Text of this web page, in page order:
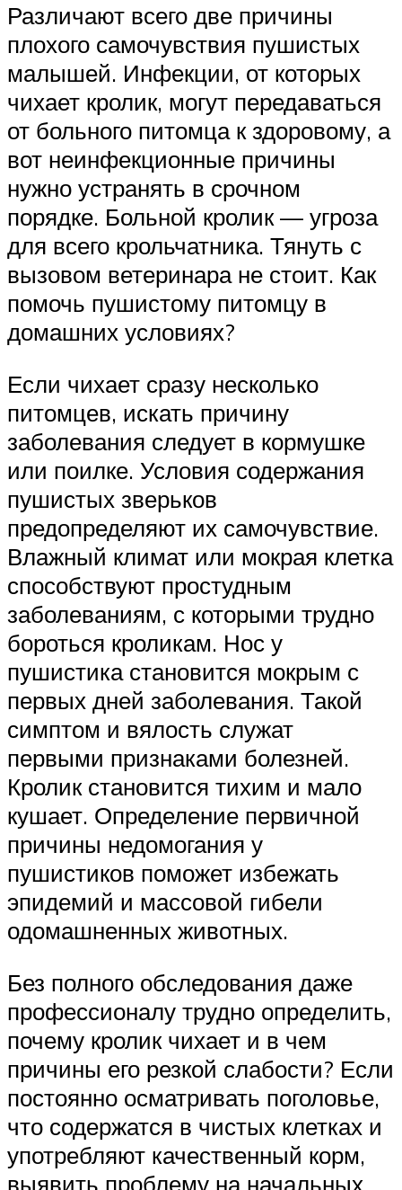
Различают всего две причины
плохого самочувствия пушистых
малышей. Инфекции, от которых
чихает кролик, могут передаваться
от больного питомца к здоровому, а
вот неинфекционные причины
нужно устранять в срочном
порядке. Больной кролик — угроза
для всего крольчатника. Тянуть с
вызовом ветеринара не стоит. Как
помочь пушистому питомцу в
домашних условиях?
Если чихает сразу несколько
питомцев, искать причину
заболевания следует в кормушке
или поилке. Условия содержания
пушистых зверьков
предопределяют их самочувствие.
Влажный климат или мокрая клетка
способствуют простудным
заболеваниям, с которыми трудно
бороться кроликам. Нос у
пушистика становится мокрым с
первых дней заболевания. Такой
симптом и вялость служат
первыми признаками болезней.
Кролик становится тихим и мало
кушает. Определение первичной
причины недомогания у
пушистиков поможет избежать
эпидемий и массовой гибели
одомашненных животных.
Без полного обследования даже
профессионалу трудно определить,
почему кролик чихает и в чем
причины его резкой слабости? Если
постоянно осматривать поголовье,
что содержатся в чистых клетках и
употребляют качественный корм,
выявить проблему на начальных